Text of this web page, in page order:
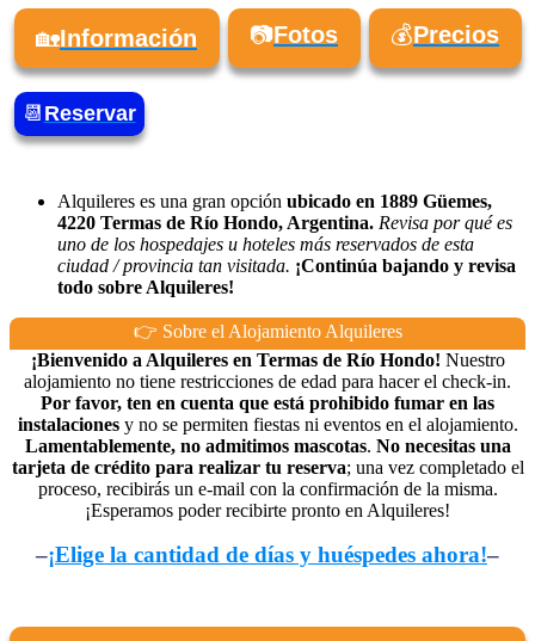
🏡Información 📷Fotos 💰Precios
📆 Reservar
Alquileres es una gran opción ubicado en 1889 Güemes,
4220 Termas de Río Hondo, Argentina. Revisa por qué es
uno de los hospedajes u hoteles más reservados de esta
ciudad / provincia tan visitada. ¡Continúa bajando y revisa
todo sobre Alquileres!
👉 Sobre el Alojamiento Alquileres
¡Bienvenido a Alquileres en Termas de Río Hondo! Nuestro
alojamiento no tiene restricciones de edad para hacer el check-in.
Por favor, ten en cuenta que está prohibido fumar en las
instalacionesy no se permiten fiestas ni eventos en el alojamiento.
Lamentablemente, no admitimos mascotas. No necesitas una
tarjeta de crédito para realizar tu reserva; una vez completado el
proceso, recibirás un e-mail con la confirmación de la misma.
¡Esperamos poder recibirte pronto en Alquileres!
–¡Elige la cantidad de días y huéspedes ahora!–